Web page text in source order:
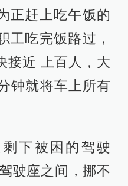
正赶上吃午饭的
工吃完饭路过，
接近 上百人，大
钟就将车上所有
被困的驾驶
驶座之间，挪不